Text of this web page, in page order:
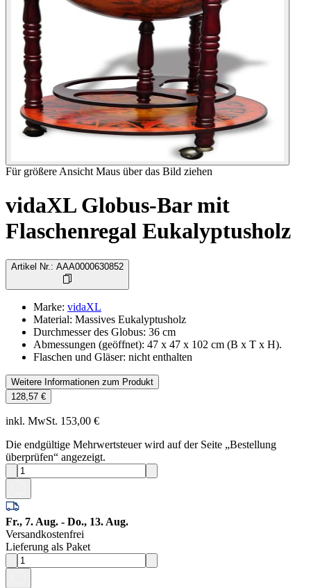
Für größere Ansicht Maus über das Bild ziehen
vidaXL Globus-Bar mit
Flaschenregal Eukalyptusholz
Artikel Nr. : AAA0000630852
Marke: vidaXL
Material: Massives Eukalyptusholz
Durchmesser des Globus: 36 cm
Abmessungen (geöffnet): 47 x 47 x 102 cm (B x T x H).
Flaschen und Gläser: nicht enthalten
Weitere Informationen zum Produkt
128,57 €
inkl. MwSt. 153,00 €
Die endgültige Mehrwertsteuer wird auf der Seite „Bestellung
überprüfen“ angezeigt.
Fr., 7. Aug. - Do., 13. Aug.
Versandkostenfrei
Lieferung als Paket